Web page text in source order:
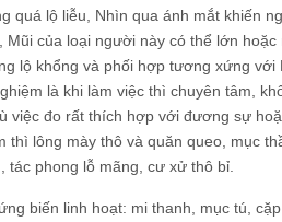
quá lộ liễu, Nhìn qua ánh mắt khiến
Mũi của loại người này có thể lớn
lộ khổng và phối hợp tương xứng
là khi làm việc thì chuyên tâm,
việc đo rất thích hợp với đương sự
thì lông mày thô và quăn queo, mục
tác phong lỗ mãng, cư xử thô bỉ.
biến linh hoạt: mi thanh, mục tú,